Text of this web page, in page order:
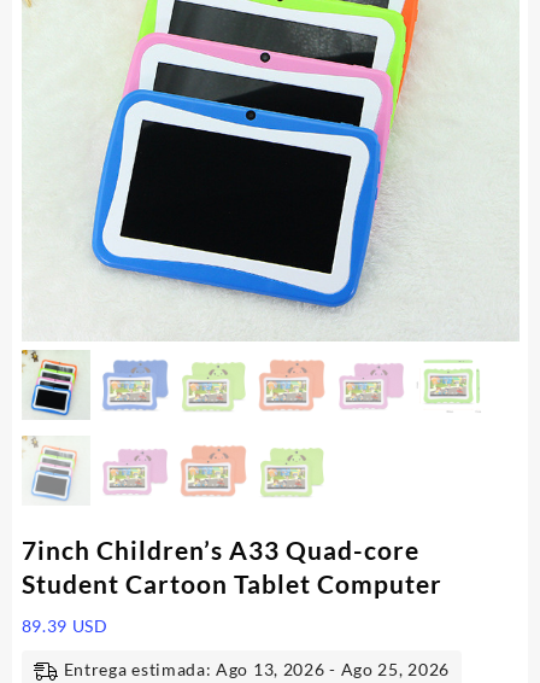
7inch Children’s A33 Quad-core
Student Cartoon Tablet Computer
89.39 USD
Entrega estimada: Ago 13, 2026 - Ago 25, 2026